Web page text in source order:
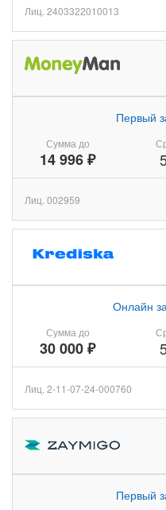
Лиц. 2403322010013
Сумма до
14 996 ₽
Первый
Лиц. 002959
Сумма до
30 000 ₽
Онлайн
Лиц. 2-11-07-24-000760
Первый